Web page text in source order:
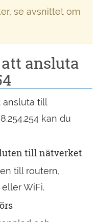
se avsnittet om
ansluta
ansluta till
kan du
till nätverket
till routern,
WiFi.